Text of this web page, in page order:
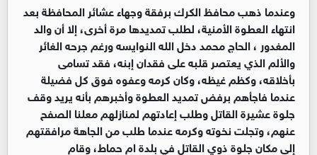
وعندما ذهب محافظ الكرك برفقة وجهاء عشائر المحافظة بعد
انتهاء العطوة الأمنية، لطلب تمديدها مرة أخرى، إلا أن والد
المغدور ، الحاج محمد دخل الله النوايسه ورغم جرحه الغائر
والألم الذي يعتصر قلبه على فقدان إبنه، فقد تسامى
بأخلاقه، وكظم غيظه، وكان كرمه وعفوه فوق كل فضيلة
عندما فاجأهم برفض تمديد العطوة وأخبرهم بأنه يريد وقف
جلوة عشيرة القاتل وطلب إعادتهم لمنازلهم معلنا الصفح
عنهم، وتجلت نخوته وكرمه عندما طلب من الجاهة مرافقتهم
إلى مكان جلوة ذوي القاتل في بلدة ام حماط، وقام